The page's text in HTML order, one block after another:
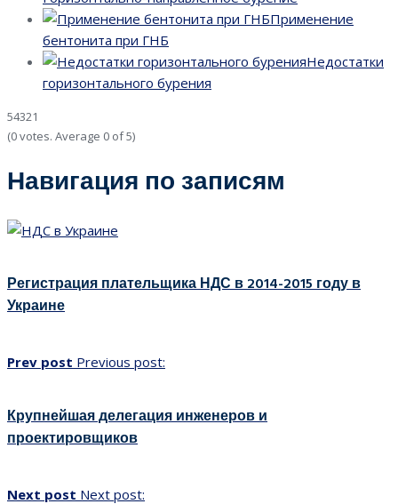
Применение
бентонита при ГНБ
Недостатки
горизонтального бурения
54321
(0 votes. Average 0 of 5)
Навигация по записям
Регистрация плательщика НДС в 2014-2015 году в
Украине
Prev post Previous post:
Крупнейшая делегация инженеров и
проектировщиков
Next post Next post: